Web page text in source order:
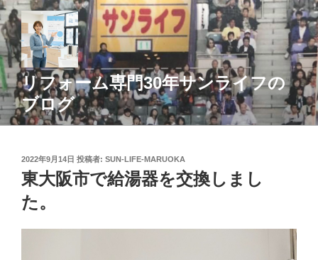
コ
ン
テ
ン
ツ
へ
ス
キ
リフォーム専門30年サンライフの
ブログ
投
稿
日:
2022年9月14日 投稿者: SUN-LIFE-MARUOKA
東大阪市で給湯器を交換しまし
た。